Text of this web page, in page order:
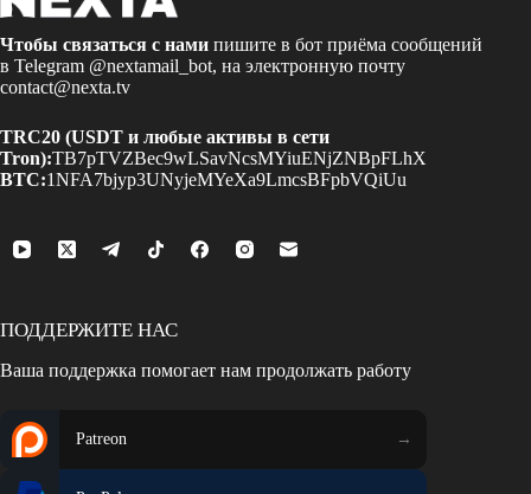
Чтобы связаться с нами пишите в бот приёма сообщений
в Telegram @nextamail_bot, на электронную почту
contact@nexta.tv
TRC20 (USDT и любые активы в сети
Tron):TB7pTVZBec9wLSavNcsMYiuENjZNBpFLhX
BTC:1NFA7bjyp3UNyjeMYeXa9LmcsBFpbVQiUu
ПОДДЕРЖИТЕ НАС
Ваша поддержка помогает нам продолжать работу
Patreon